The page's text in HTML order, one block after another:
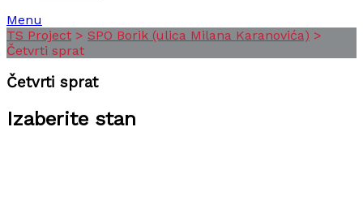
Menu
TS Project > SPO Borik (ulica Milana Karanovića) >
Četvrti sprat
Četvrti sprat
Izaberite stan